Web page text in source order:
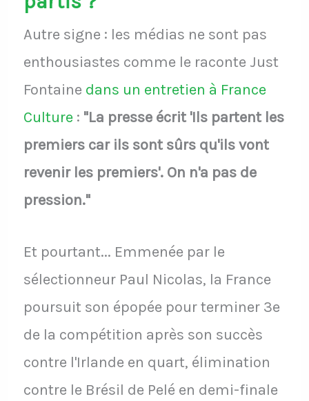
Autre signe : les médias ne sont pas
enthousiastes comme le raconte Just
Fontaine dans un entretien à France
Culture: "La presse écrit 'Ils partent les
premiers car ils sont sûrs qu'ils vont
revenir les premiers'. On n'a pas de
pression."
Et pourtant... Emmenée par le
sélectionneur Paul Nicolas, la France
poursuit son épopée pour terminer 3e
de la compétition après son succès
contre l'Irlande en quart, élimination
contre le Brésil de Pelé en demi-finale